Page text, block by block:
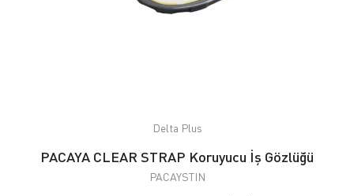
Delta Plus
PACAYA CLEAR STRAP Koruyucu İş Gözlüğü
PACAYSTIN